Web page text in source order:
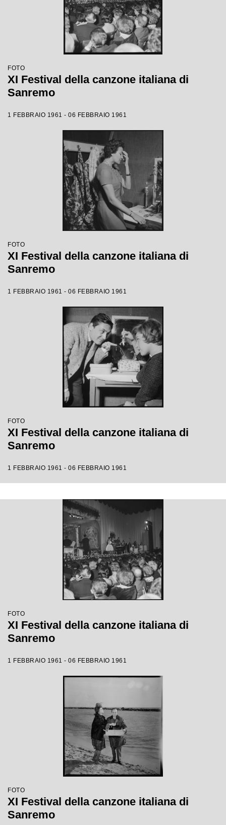
FOTO
XI Festival della canzone italiana di
Sanremo
1 FEBBRAIO 1961 - 06 FEBBRAIO 1961
FOTO
XI Festival della canzone italiana di
Sanremo
1 FEBBRAIO 1961 - 06 FEBBRAIO 1961
FOTO
XI Festival della canzone italiana di
Sanremo
1 FEBBRAIO 1961 - 06 FEBBRAIO 1961
FOTO
XI Festival della canzone italiana di
Sanremo
1 FEBBRAIO 1961 - 06 FEBBRAIO 1961
FOTO
XI Festival della canzone italiana di
Sanremo